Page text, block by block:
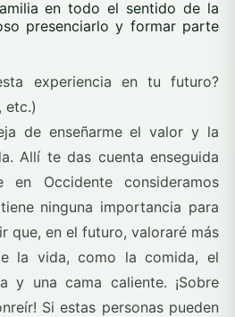
en todo el sentido de la
presenciarlo y formar parte
experiencia en tu futuro?
etc.)
de enseñarme el valor y la
Allí te das cuenta enseguida
Occidente consideramos
ninguna importancia para
que, en el futuro, valoraré más
la vida, como la comida, el
y una cama caliente. ¡Sobre
Si estas personas pueden